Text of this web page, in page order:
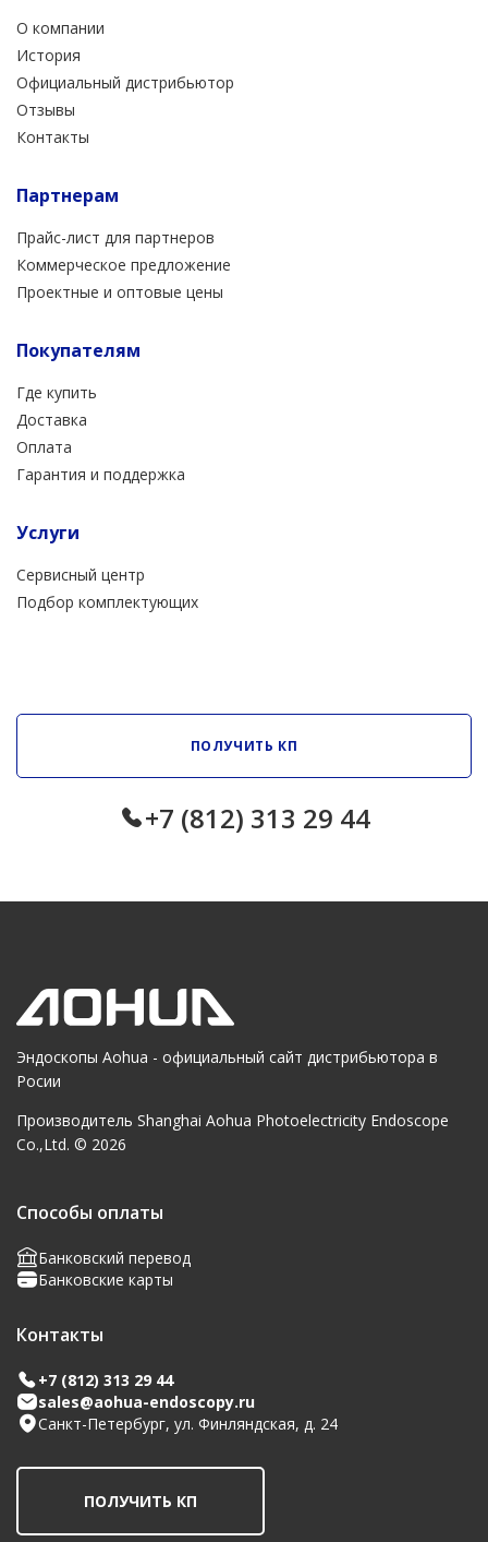
О компании
История
Официальный дистрибьютор
Отзывы
Контакты
Партнерам
Прайс-лист для партнеров
Коммерческое предложение
Проектные и оптовые цены
Покупателям
Где купить
Доставка
Оплата
Гарантия и поддержка
Услуги
Сервисный центр
Подбор комплектующих
ПОЛУЧИТЬ КП
+7 (812) 313 29 44
Эндоскопы Aohua - официальный сайт дистрибьютора в
Росии
Производитель Shanghai Aohua Photoelectricity Endoscope
Co.,Ltd. © 2026
Способы оплаты
Банковский перевод
Банковские карты
Контакты
+7 (812) 313 29 44
sales@aohua-endoscopy.ru
Санкт-Петербург, ул. Финляндская, д. 24
ПОЛУЧИТЬ КП